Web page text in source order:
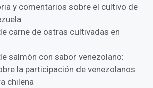
y comentarios sobre el cultivo de
carne de ostras cultivadas en
salmón con sabor venezolano:
la participación de venezolanos
chilena